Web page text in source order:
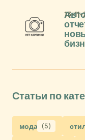
13-
Статьи по
мода (5)